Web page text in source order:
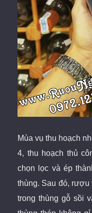
Mùa vụ thu hoạch
4, thu hoạch thủ
chọn lọc và ép
thùng. Sau đó,
trong thùng gỗ sồi